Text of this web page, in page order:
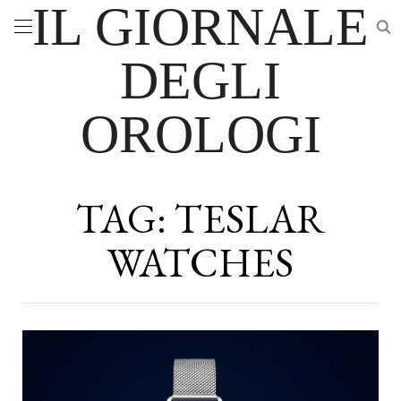
IL GIORNALE
DEGLI
OROLOGI
TAG: TESLAR
WATCHES